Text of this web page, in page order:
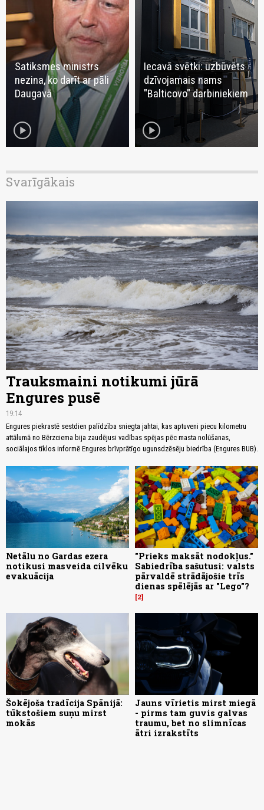
Satiksmes ministrs
nezina, ko darīt ar pāli
Daugavā
play_circle
Iecavā svētki: uzbūvēts
dzīvojamais nams
"Balticovo" darbiniekiem
play_circle
Svarīgākais
Trauksmaini notikumi jūrā
Engures pusē
19:14
Engures piekrastē sestdien palīdzība sniegta jahtai, kas aptuveni piecu kilometru
attālumā no Bērzciema bija zaudējusi vadības spējas pēc masta nolūšanas,
sociālajos tīklos informē Engures brīvprātīgo ugunsdzēsēju biedrība (Engures BUB).
Netālu no Gardas ezera
notikusi masveida cilvēku
evakuācija
"Prieks maksāt nodokļus."
Sabiedrība sašutusi: valsts
pārvaldē strādājošie trīs
dienas spēlējās ar "Lego"?
2
Šokējoša tradīcija Spānijā:
tūkstošiem suņu mirst
mokās
Jauns vīrietis mirst miegā
- pirms tam guvis galvas
traumu, bet no slimnīcas
ātri izrakstīts